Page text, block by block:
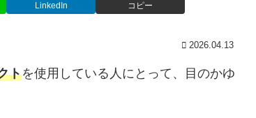
LinkedIn コピー
2026.04.13
トを使用している人にとって、目のかゆ